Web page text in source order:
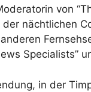
von
nächtlichen
Specialists”
in der